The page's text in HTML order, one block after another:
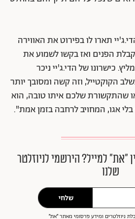
תארו לו בפירוט את האווירה
הפנים ואז בקשו לשמוע את
כישרונו של הדי.ג'יי ניכר
הקוקטייל, וזה קשה ומסובך יותר
שהתקשורת שלכם איתו טובה, הוא
אגו, המחויב לרחבה בזמן אמת".
״את״ למייל? הירשמי לניוזלטר
שלנו
שלחי
ניוזלטרים ומידע פרסומי מאתר ״את״